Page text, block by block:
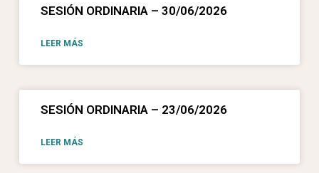
SESIÓN ORDINARIA – 30/06/2026
LEER MÁS
SESIÓN ORDINARIA – 23/06/2026
LEER MÁS